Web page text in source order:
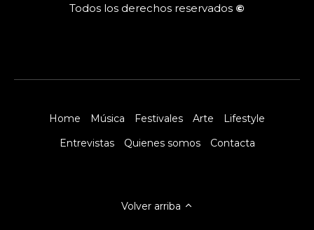
Todos los derechos reservados ©
Home Música Festivales Arte
Lifestyle
Entrevistas
Quienes somos Contacta
Volver arriba